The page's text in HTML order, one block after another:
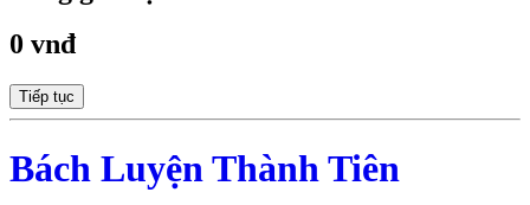
0 vnđ
Tiếp tục
Bách Luyện Thành Tiên